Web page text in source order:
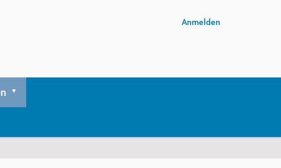
Anmelden